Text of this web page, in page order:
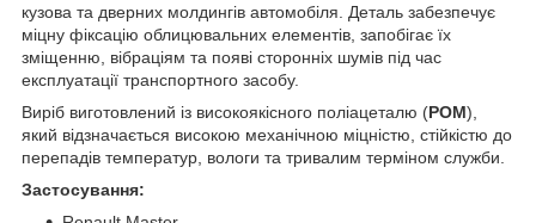
кузова та дверних молдингів автомобіля. Деталь забезпечує
міцну фіксацію облицювальних елементів, запобігає їх
зміщенню, вібраціям та появі сторонніх шумів під час
експлуатації транспортного засобу.
Виріб виготовлений із високоякісного поліацеталю (POM),
який відзначається високою механічною міцністю, стійкістю до
перепадів температур, вологи та тривалим терміном служби.
Застосування: